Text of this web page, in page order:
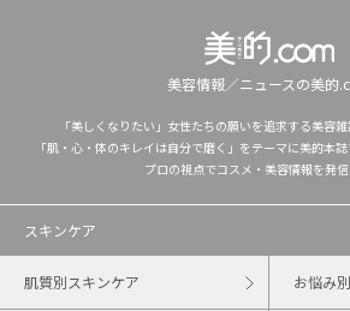
美容情報／ニュースの美的
「美しくなりたい」女性たちの願いを追求する美容
「肌・心・体のキレイは自分で磨く」をテーマに美的本
プロの視点でコスメ・美容情報を発信
スキンケア
肌質別スキンケア お悩み